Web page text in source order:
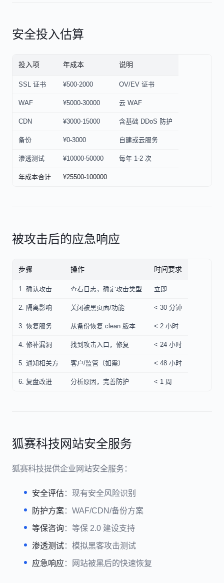
安全投入估算
投入项 年成本 说明
SSL 证书 ¥500-2000 OV/EV 证书
WAF ¥5000-30000 云 WAF
CDN ¥3000-15000 含基础 DDoS 防护
备份 ¥0-3000 自建或云服务
渗透测试 ¥10000-50000 每年 1-2 次
年成本合计 ¥25500-100000
被攻击后的应急响应
步骤 操作 时间要求
1. 确认攻击 查看日志，确定攻击类型 立即
2. 隔离影响 关闭被黑页面/功能 < 30 分钟
3. 恢复服务 从备份恢复 clean 版本 < 2 小时
4. 修补漏洞 找到攻击入口，修复 < 24 小时
5. 通知相关方 客户/监管（如需） < 48 小时
6. 复盘改进 分析原因，完善防护 < 1 周
狐赛科技网站安全服务
狐赛科技提供企业网站安全服务：
安全评估：现有安全风险识别
防护方案：WAF/CDN/备份方案
等保咨询 ：等保 2.0 建设支持
渗透测试：模拟黑客攻击测试
应急响应 ：网站被黑后的快速恢复